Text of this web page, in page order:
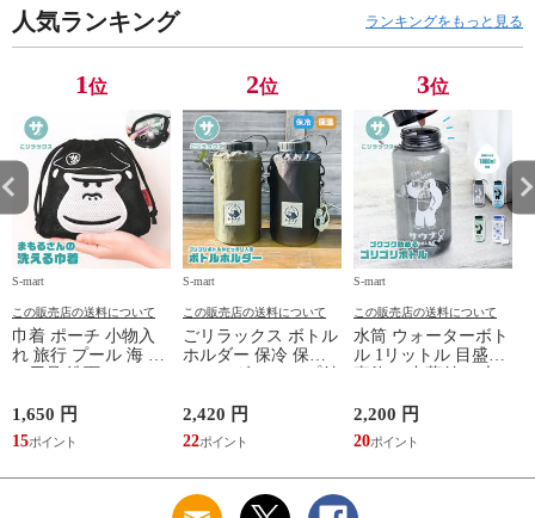
TOPAZ 1410
人気ランキング ランキングをもっと見る
1位
S-mart
この販売店の送料について
巾着 ポーチ 小物入
れ 旅行 プール 海 バ
ス用品 洗面セット
サウナ ごリラックス
まもるさんの洗える
巾着 ブラック 黒
1,650 円
15
2位
S-mart
この販売店の送料について
ごリラックス ボトル
ホルダー 保冷 保温
ショルダー ループ付
補給 マイボトル サ
ウナ 温泉 水筒 カバ
ー トトノイモード
2,420 円
22
3位
S-mart
この販売店の送料について
水筒 ウォーターボト
ル 1リットル 目盛り
直飲み 中蓋付き 大
マイボトル 動物 ア
ニマル ゴリラ ごリ
ラックス ゴリゴリボ
2,200 円
20